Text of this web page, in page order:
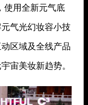
使用全新元气底
气光幻妆容小技
区域及全线产品
宙美妆新趋势。